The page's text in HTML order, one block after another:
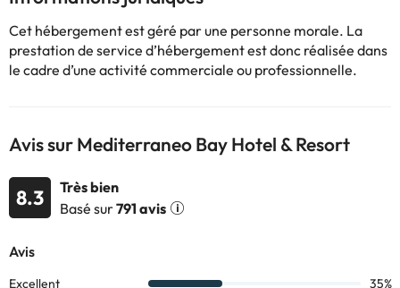
sèche-cheveux.
Sa situation est idéale, vous serez dans un quartier calme, avec
un accès au Paseo Marítimo, comme c'estagréable! La plage
n'est qu'à 140 mètres :)
Certains des services indiqués peuvent être payants. Vous
pouvez consulter les tarifs directement auprès de
sont susceptibles d’être modifiées par l’hébergement. Si vous
avez des questions, contactez-nous.
Cet hébergement est géré par une personne morale. La
prestation de service d’hébergement est donc réalisée dans
le cadre d’une activité commerciale ou professionnelle.
Avis sur Mediterraneo Bay Hotel & Resort
8.3
Très bien
Basé sur791 avis